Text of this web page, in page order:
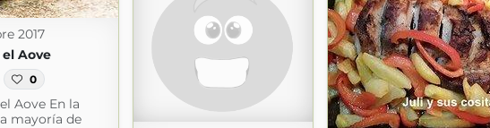
2017
Aove
0
Aove En la
mayoría de